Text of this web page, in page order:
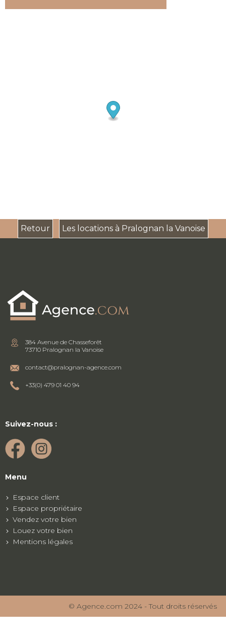
Retour Les locations à Pralognan la Vanoise
384 Avenue de Chasseforêt
73710 Pralognan la Vanoise
contact@pralognan-agence.com
+33(0) 479 01 40 94
Suivez-nous :
Menu
Espace client
Espace propriétaire
Vendez votre bien
Louez votre bien
Mentions légales
© Agence.com 2024 - Tout droits réservés